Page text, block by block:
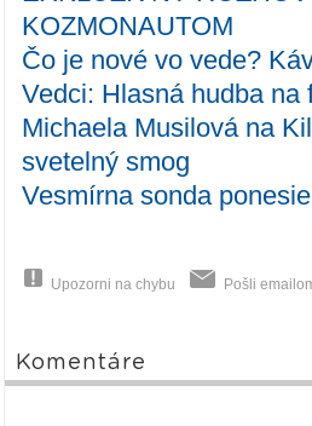
KOZMONAUTOM
Čo je nové vo vede?
Vedci: Hlasná hudba
Michaela Musilová na
svetelný smog
Vesmírna sonda
Upozorni na chybu Pošli
Komentáre